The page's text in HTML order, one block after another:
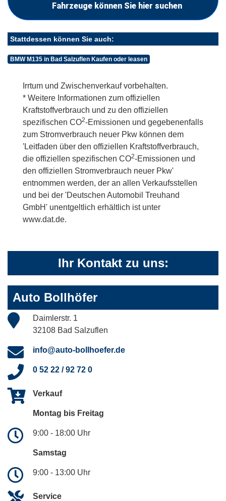
Fahrzeuge können Sie hier suchen
Stattdessen können Sie auch:
BMW M135 in Bad Salzuflen Kaufen oder leasen
Irrtum und Zwischenverkauf vorbehalten.
* Weitere Informationen zum offiziellen
Kraftstoffverbrauch und zu den offiziellen
spezifischen CO2-Emissionen und gegebenenfalls
zum Stromverbrauch neuer Pkw können dem
'Leitfaden über den offiziellen Kraftstoffverbrauch,
die offiziellen spezifischen CO2-Emissionen und
den offiziellen Stromverbrauch neuer Pkw'
entnommen werden, der an allen Verkaufsstellen
und bei der 'Deutschen Automobil Treuhand
GmbH' unentgeltlich erhältlich ist unter
www.dat.de.
Ihr Kontakt zu uns:
Auto Bollhöfer
Daimlerstr. 1
32108 Bad Salzuflen
info@auto-bollhoefer.de
0 52 22 / 92 72 0
Verkauf
Montag bis Freitag
9:00 - 18:00 Uhr
Samstag
9:00 - 13:00 Uhr
Service